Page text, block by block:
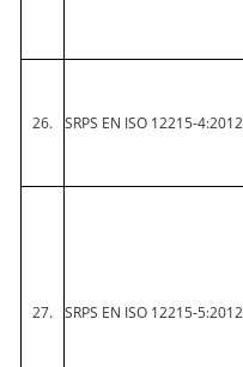
26. SRPS EN ISO 12215-4:2012
27. SRPS EN ISO 12215-5:2012